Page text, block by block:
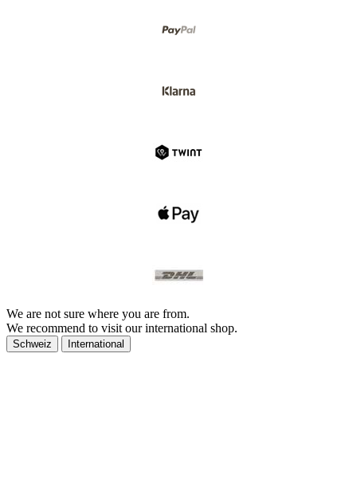
We are not sure where you are from.
We recommend to visit our international shop.
Schweiz International